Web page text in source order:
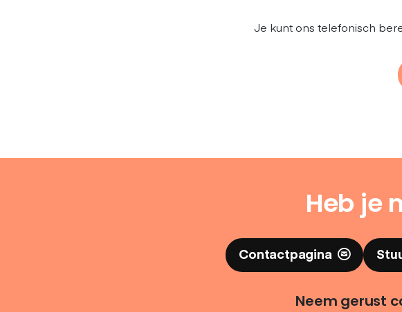
Je kunt ons telefonisch
Heb je
Contactpagina
Neem gerust